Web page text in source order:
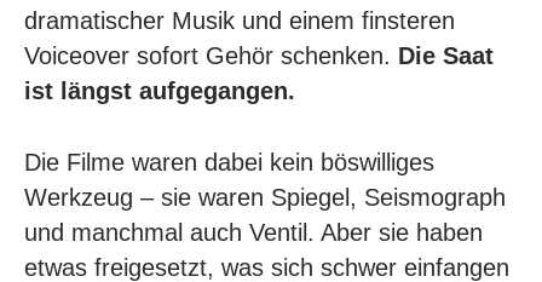
dramatischer Musik und einem finsteren
Voiceover sofort Gehör schenken. Die Saat
ist längst aufgegangen.
Die Filme waren dabei kein böswilliges
Werkzeug – sie waren Spiegel, Seismograph
und manchmal auch Ventil. Aber sie haben
etwas freigesetzt, was sich schwer einfangen